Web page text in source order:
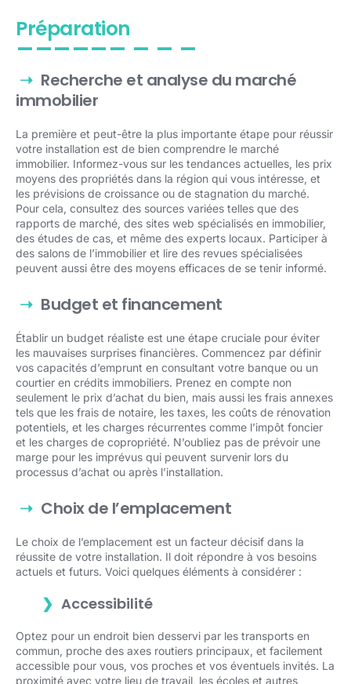
Préparation
Recherche et analyse du marché
immobilier
La première et peut-être la plus importante étape pour réussir
votre installation est de bien comprendre le marché
immobilier. Informez-vous sur les tendances actuelles, les prix
moyens des propriétés dans la région qui vous intéresse, et
les prévisions de croissance ou de stagnation du marché.
Pour cela, consultez des sources variées telles que des
rapports de marché, des sites web spécialisés en immobilier,
des études de cas, et même des experts locaux. Participer à
des salons de l’immobilier et lire des revues spécialisées
peuvent aussi être des moyens efficaces de se tenir informé.
Budget et financement
Établir un budget réaliste est une étape cruciale pour éviter
les mauvaises surprises financières. Commencez par définir
vos capacités d’emprunt en consultant votre banque ou un
courtier en crédits immobiliers. Prenez en compte non
seulement le prix d’achat du bien, mais aussi les frais annexes
tels que les frais de notaire, les taxes, les coûts de rénovation
potentiels, et les charges récurrentes comme l’impôt foncier
et les charges de copropriété. N’oubliez pas de prévoir une
marge pour les imprévus qui peuvent survenir lors du
processus d’achat ou après l’installation.
Choix de l’emplacement
Le choix de l’emplacement est un facteur décisif dans la
réussite de votre installation. Il doit répondre à vos besoins
actuels et futurs. Voici quelques éléments à considérer :
Accessibilité
Optez pour un endroit bien desservi par les transports en
commun, proche des axes routiers principaux, et facilement
accessible pour vous, vos proches et vos éventuels invités. La
proximité avec votre lieu de travail, les écoles et autres